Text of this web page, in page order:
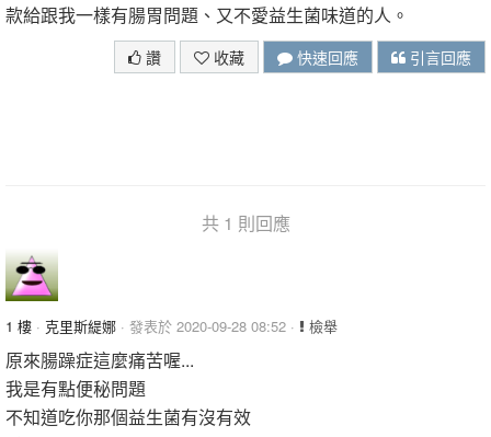
款給跟我一樣有腸胃問題、又不愛益生菌味道的人。
讚 收藏 快速回應 引言回應
共 1 則回應
1 樓 · 克里斯緹娜 · 發表於 2020-09-28 08:52 · 檢舉
原來腸躁症這麼痛苦喔...
我是有點便秘問題
不知道吃你那個益生菌有沒有效